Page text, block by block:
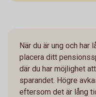
När du är ung och har
placera ditt
där du har möjlighet
sparandet. Högre
eftersom det är lång